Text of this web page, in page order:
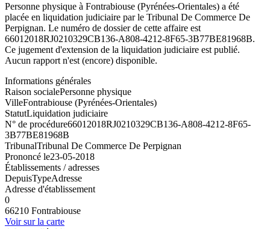
Personne physique à Fontrabiouse (Pyrénées-Orientales) a été
placée en liquidation judiciaire par le Tribunal De Commerce De
Perpignan. Le numéro de dossier de cette affaire est
66012018RJ0210329CB136-A808-4212-8F65-3B77BE81968B.
Ce jugement d'extension de la liquidation judiciaire est publié.
Aucun rapport n'est (encore) disponible.
Informations générales
Raison socialePersonne physique
VilleFontrabiouse (Pyrénées-Orientales)
StatutLiquidation judiciaire
N° de procédure66012018RJ0210329CB136-A808-4212-8F65-
3B77BE81968B
TribunalTribunal De Commerce De Perpignan
Prononcé le23-05-2018
Établissements / adresses
DepuisTypeAdresse
Adresse d'établissement
0
66210 Fontrabiouse
Voir sur la carte